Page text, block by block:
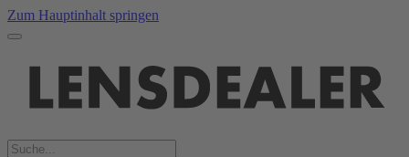
Zum Hauptinhalt springen